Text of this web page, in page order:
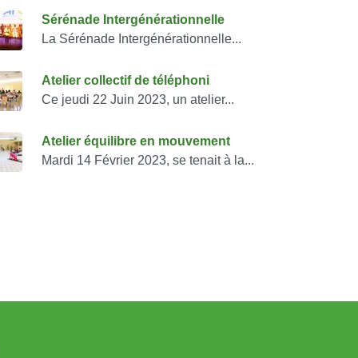
également
Sérénade Intergénérationnelle
La Sérénade Intergénérationnelle...
Atelier collectif de téléphoni
Ce jeudi 22 Juin 2023, un atelier...
Atelier équilibre en mouvement
Mardi 14 Février 2023, se tenait à la...